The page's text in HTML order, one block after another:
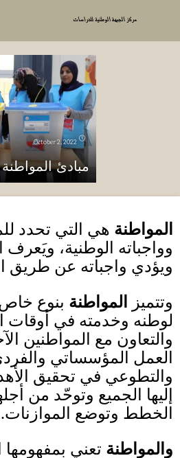
October 2, 2022
مبادئ المواطنة
المواطنة هي التي تحدد
وواجباته الوطنية، ويَعرف
ويؤدي واجباته عن طريق
وتتميز
المواطنة بنوع
لوطنه وخدمته في أوقات
والتعاون مع المواطنين
العمل المؤسساتي
والتطوعي في تحقيق
إليها الجميع وتوحّد من
الخطط وتوضع الموازنات.
والمواطنة تعني بمفهومها